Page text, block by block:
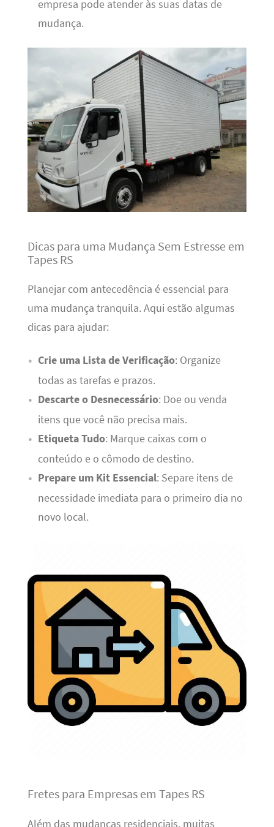
empresa pode atender às suas datas de
mudança.
Dicas para uma Mudança Sem Estresse em
Tapes RS
Planejar com antecedência é essencial para
uma mudança tranquila. Aqui estão algumas
dicas para ajudar:
Crie uma Lista de Verificação: Organize
todas as tarefas e prazos.
Descarte o Desnecessário: Doe ou venda
itens que você não precisa mais.
Etiqueta Tudo: Marque caixas com o
conteúdo e o cômodo de destino.
Prepare um Kit Essencial: Separe itens de
necessidade imediata para o primeiro dia no
novo local.
Fretes para Empresas em Tapes RS
Além das mudanças residenciais, muitas